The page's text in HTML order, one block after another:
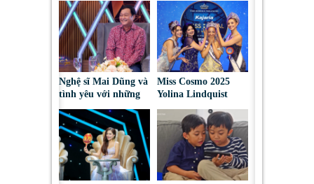
Nghệ sĩ Mai Dũng và
tình yêu với những
“vai ác dễ thương”
Miss Cosmo 2025
Yolina Lindquist
‘công du’ Nepal, tìm
đại diện mới tranh
tài Miss Cosmo 2026